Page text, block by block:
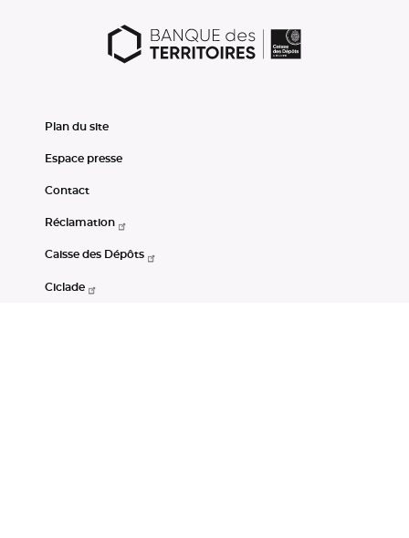
Plan du site
Espace presse
Contact
Réclamation
Caisse des Dépôts
Ciclade